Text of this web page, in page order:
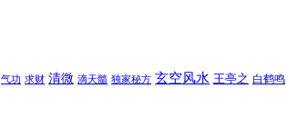
气功 求财 清微 滴天髓 独家秘方 玄空风水 王亭之 白鹤鸣